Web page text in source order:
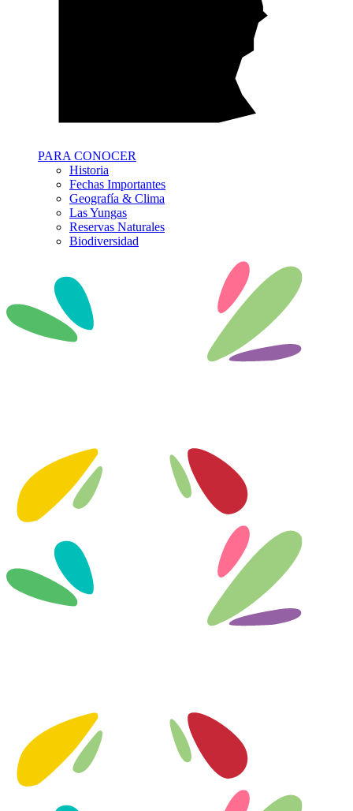
PARA CONOCER
Historia
Fechas Importantes
Geografía & Clima
Las Yungas
Reservas Naturales
Biodiversidad